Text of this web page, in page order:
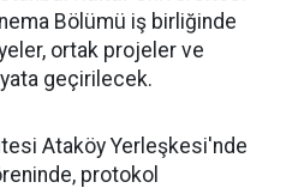
Bölümü iş birliğinde
ortak projeler ve
geçirilecek.
Ataköy Yerleşkesi'nde
protokol